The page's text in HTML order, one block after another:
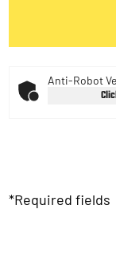
Anti-Robot
*Required fields